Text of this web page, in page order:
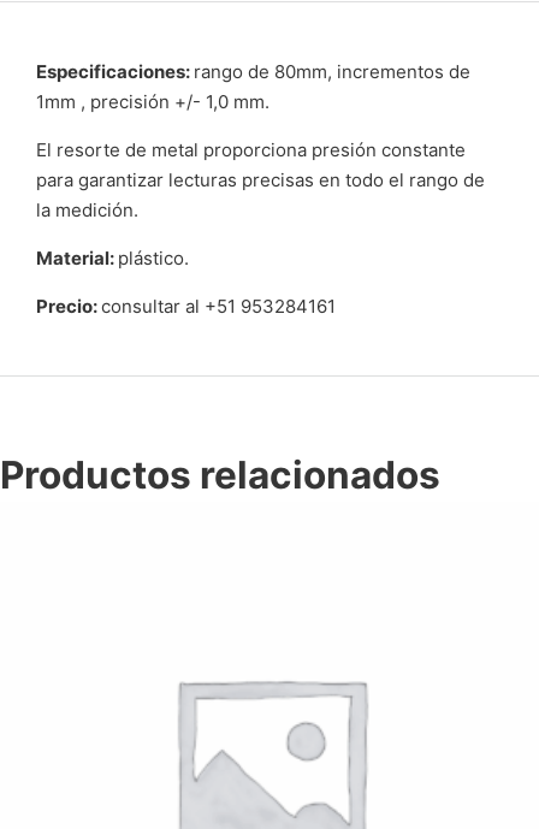
Especificaciones: rango de 80mm, incrementos de
1mm , precisión +/- 1,0 mm.
El resorte de metal proporciona presión constante
para garantizar lecturas precisas en todo el rango de
la medición.
Material: plástico.
Precio:consultar al +51 953284161
Productos relacionados